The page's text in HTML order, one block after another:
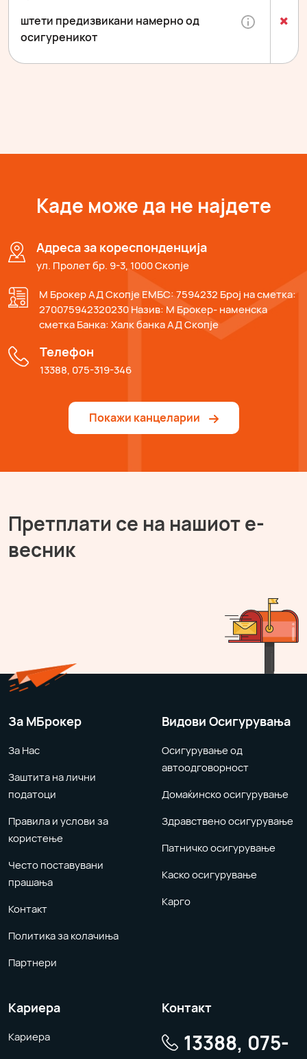
штети предизвикани намерно од
осигуреникот
Каде може да не најдете
Адреса за кореспонденција
ул. Пролет бр. 9-3, 1000 Скопје
М Брокер АД Скопје ЕМБС: 7594232 Број на сметка:
270075942320230 Назив: М Брокер- наменска
сметка Банка: Халк банка АД Скопје
Телефон
13388, 075-319-346
Покажи канцеларии
Претплати се на нашиот е-
весник
За MБрокер
За Нас
Заштита на лични
податоци
Правила и услови за
користење
Често поставувани
прашања
Контакт
Политика за колачиња
Партнери
Видови Осигурувања
Осигурување од
автоодговорност
Домаќинско осигурување
Здравствено осигурување
Патничко осигурување
Каско осигурување
Карго
Кариера
Кариера
Контакт
13388, 075-